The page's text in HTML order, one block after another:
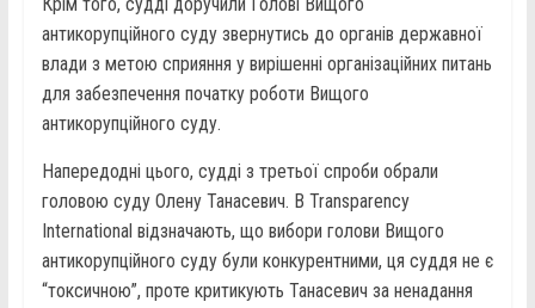
антикорупційного суду звернутись до органів державної
влади з метою сприяння у вирішенні організаційних питань
для забезпечення початку роботи Вищого
антикорупційного суду.
Напередодні цього, судді з третьої спроби обрали
головою суду Олену Танасевич. В Transparency
International відзначають, що вибори голови Вищого
антикорупційного суду були конкурентними, ця суддя не є
“токсичною”, проте критикують Танасевич за ненадання